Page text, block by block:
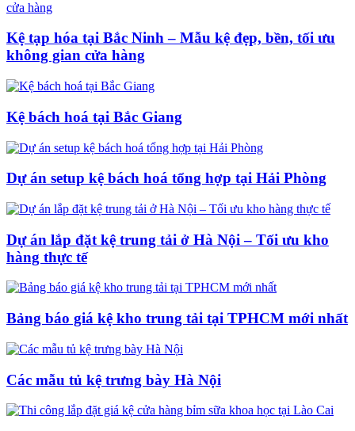
Kệ tạp hóa tại Bắc Ninh – Mẫu kệ đẹp, bền, tối ưu
không gian cửa hàng
Kệ bách hoá tại Bắc Giang
Dự án setup kệ bách hoá tổng hợp tại Hải Phòng
Dự án lắp đặt kệ trung tải ở Hà Nội – Tối ưu kho
hàng thực tế
Bảng báo giá kệ kho trung tải tại TPHCM mới nhất
Các mẫu tủ kệ trưng bày Hà Nội